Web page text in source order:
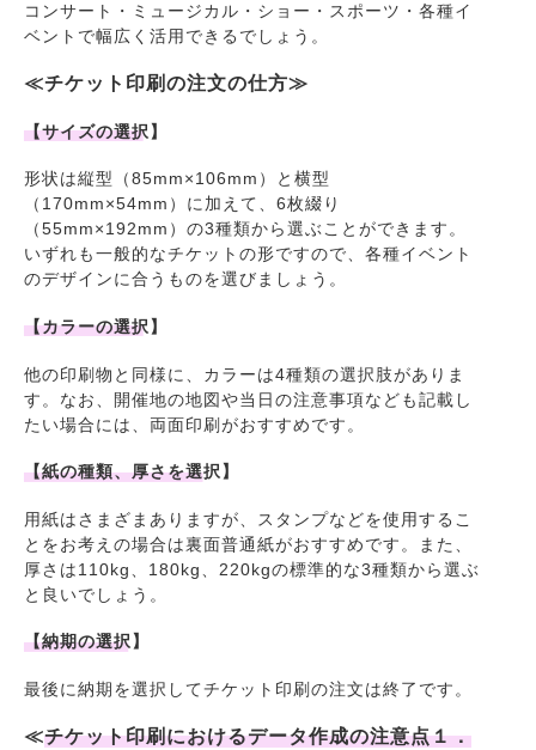
コンサート・ミュージカル・ショー・スポーツ・各種イ
ベントで幅広く活用できるでしょう。
≪チケット印刷の注文の仕方≫
【サイズの選択】
形状は縦型（85mm×106mm）と横型
（170mm×54mm）に加えて、6枚綴り
（55mm×192mm）の3種類から選ぶことができます。
いずれも一般的なチケットの形ですので、各種イベント
のデザインに合うものを選びましょう。
【カラーの選択】
他の印刷物と同様に、カラーは4種類の選択肢がありま
す。なお、開催地の地図や当日の注意事項なども記載し
たい場合には、両面印刷がおすすめです。
【紙の種類、厚さを選択】
用紙はさまざまありますが、スタンプなどを使用するこ
とをお考えの場合は裏面普通紙がおすすめです。また、
厚さは110kg、180kg、220kgの標準的な3種類から選ぶ
と良いでしょう。
【納期の選択】
最後に納期を選択してチケット印刷の注文は終了です。
≪チケット印刷におけるデータ作成の注意点１．